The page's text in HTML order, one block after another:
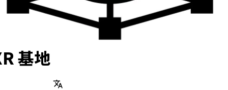
基地
translate